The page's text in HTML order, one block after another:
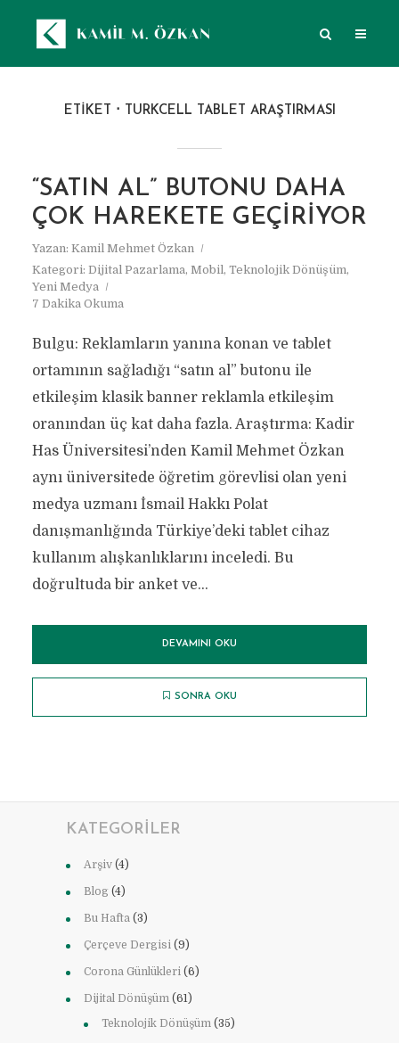
ETIKET TURKCELL TABLET ARAŞTIRMASI
“SATIN AL” BUTONU DAHA
ÇOK HAREKETE GEÇIRIYOR
Yazan: Kamil Mehmet Özkan
Kategori: Dijital Pazarlama, Mobil, Teknolojik Dönüşüm,
Yeni Medya
7 Dakika Okuma
Bulgu: Reklamların yanına konan ve tablet
ortamının sağladığı “satın al” butonu ile
etkileşim klasik banner reklamla etkileşim
oranından üç kat daha fazla. Araştırma: Kadir
Has Üniversitesi’nden Kamil Mehmet Özkan
aynı üniversitede öğretim görevlisi olan yeni
medya uzmanı İsmail Hakkı Polat
danışmanlığında Türkiye’deki tablet cihaz
kullanım alışkanlıklarını inceledi. Bu
doğrultuda bir anket ve...
DEVAMINI OKU
SONRA OKU
KATEGORILER
Arşiv (4)
Blog (4)
Bu Hafta (3)
Çerçeve Dergisi (9)
Corona Günlükleri (6)
Dijital Dönüşüm (61)
Teknolojik Dönüşüm (35)